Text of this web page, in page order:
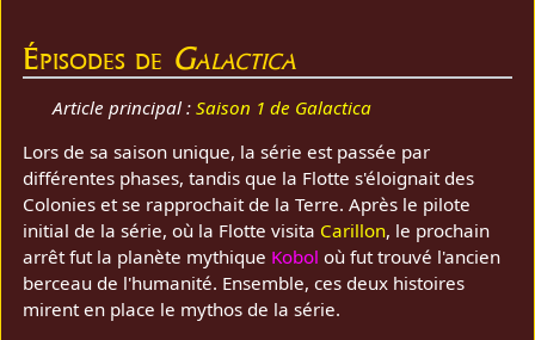
Épisodes de Galactica
Article principal : Saison 1 de Galactica
Lors de sa saison unique, la série est passée par
différentes phases, tandis que la Flotte s'éloignait des
Colonies et se rapprochait de la Terre. Après le pilote
initial de la série, où la Flotte visita Carillon, le prochain
arrêt fut la planète mythique Kobol où fut trouvé l'ancien
berceau de l'humanité. Ensemble, ces deux histoires
mirent en place le mythos de la série.